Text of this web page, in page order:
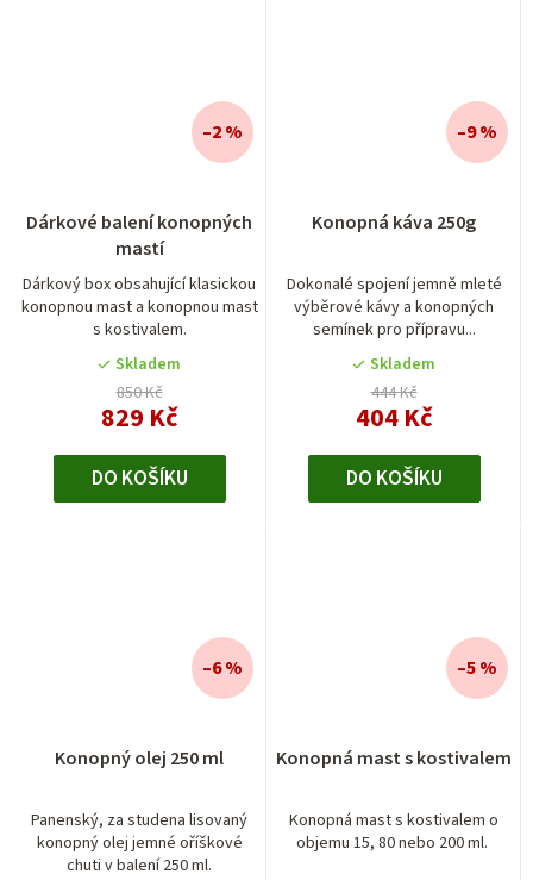
Dárkové balení konopných
mastí
Dárkový box obsahující klasickou
konopnou mast a konopnou mast
s kostivalem.
Skladem
850 Kč
829 Kč
–2 %
DO KOŠÍKU
Konopná káva 250g
Dokonalé spojení jemně mleté
výběrové kávy a konopných
semínek pro přípravu...
Skladem
444 Kč
404 Kč
–9 %
DO KOŠÍKU
Konopný olej 250 ml
Panenský, za studena lisovaný
konopný olej jemné oříškové
chuti v balení 250 ml.
–6 %
Konopná mast s kostivalem
Konopná mast s kostivalem o
objemu 15, 80 nebo 200 ml.
–5 %